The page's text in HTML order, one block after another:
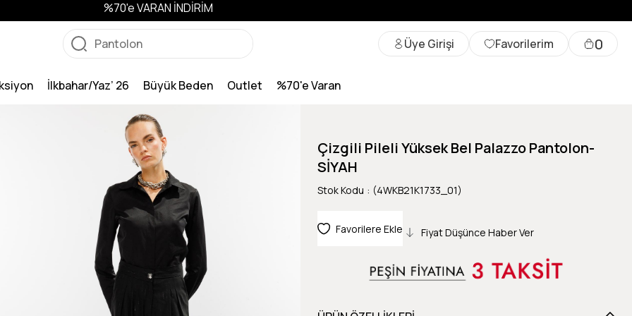
%70'e VARAN İNDİRİM
Üye Girişi Favorilerim 0
İlkbahar/Yaz’ 26 Büyük Beden Outlet %70'e Varan
Çizgili Pileli Yüksek Bel Palazzo Pantolon-
SİYAH
Stok Kodu (4WKB21K1733_01)
Favorilere Ekle Fiyat Düşünce Haber Ver